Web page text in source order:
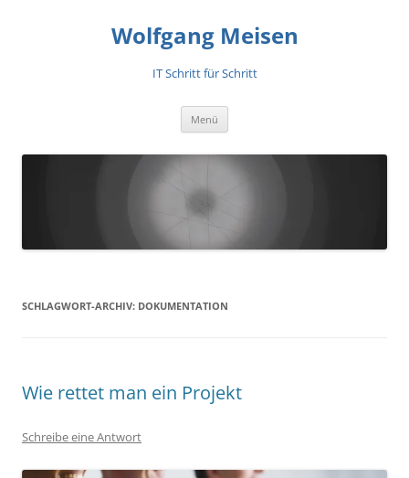
Wolfgang Meisen
IT Schritt für Schritt
Menü
SCHLAGWORT-ARCHIV: DOKUMENTATION
Wie rettet man ein Projekt
Schreibe eine Antwort